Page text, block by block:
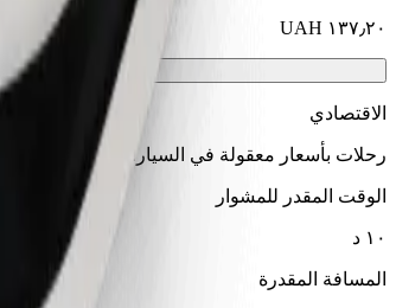
الاقتصادي
رحلات بأسعار معقولة في السيارات الأساسية
الوقت المقدر للمشوار
١٠ د
المسافة المقدرة